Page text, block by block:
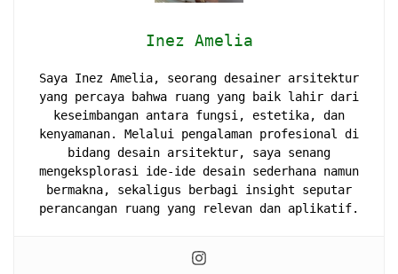
Inez Amelia
Saya Inez Amelia, seorang desainer arsitektur
yang percaya bahwa ruang yang baik lahir dari
keseimbangan antara fungsi, estetika, dan
kenyamanan. Melalui pengalaman profesional di
bidang desain arsitektur, saya senang
mengeksplorasi ide-ide desain sederhana namun
bermakna, sekaligus berbagi insight seputar
perancangan ruang yang relevan dan aplikatif.